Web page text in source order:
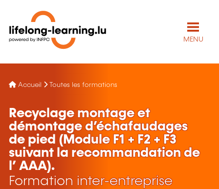
MENU
Accueil Toutes les formations
Recyclage montage et
démontage d’échafaudages
de pied (Module F1 + F2 + F3
suivant la recommandation de
l’ AAA).
Formation inter-entreprise